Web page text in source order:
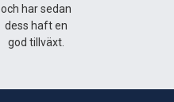
och har sedan
dess haft en
god tillväxt.